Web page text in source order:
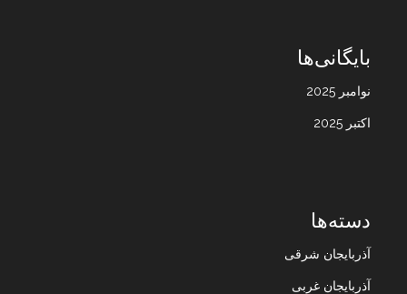
بایگانی‌ها
نوامبر 2025
اکتبر 2025
دسته‌ها
آذربایجان شرقی
آذربایجان غربی